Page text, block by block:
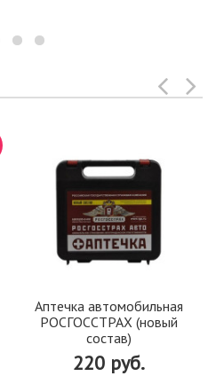
Аптечка автомобильная
РОСГОССТРАХ (новый
состав)
220 руб.